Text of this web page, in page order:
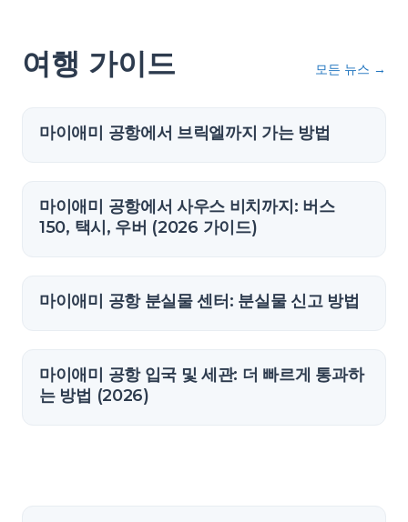
여행 가이드 모든 뉴스 →
마이애미 공항에서 브릭엘까지 가는 방법
마이애미 공항에서 사우스 비치까지: 버스
150, 택시, 우버 (2026 가이드)
마이애미 공항 분실물 센터: 분실물 신고 방법
마이애미 공항 입국 및 세관: 더 빠르게 통과하
는 방법 (2026)